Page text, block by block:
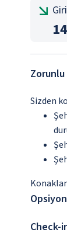
14
Sizden
Check-